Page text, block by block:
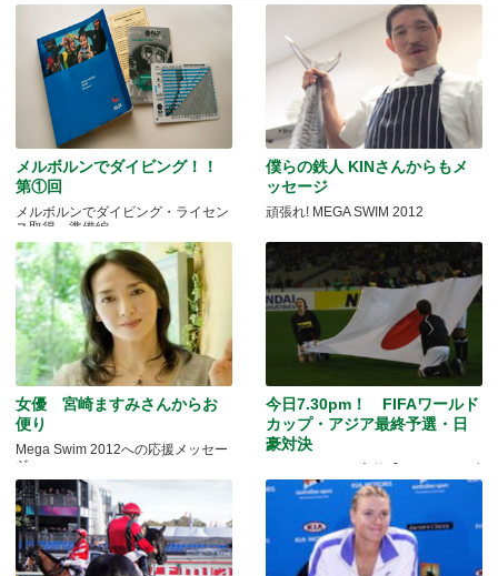
メルボルンでダイビング！！
第①回
メルボルンでダイビング・ライセン
ス取得～準備編～
僕らの鉄人 KINさんからもメ
ッセージ
頑張れ! MEGA SWIM 2012
女優 宮崎ますみさんからお
便り
Mega Swim 2012への応援メッセー
ジ
今日7.30pm！ FIFAワールド
カップ・アジア最終予選・日
豪対決
集合！みんなで日本を応援！】